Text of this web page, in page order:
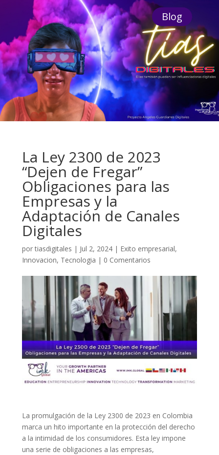
Blog
La Ley 2300 de 2023
“Dejen de Fregar”
Obligaciones para las
Empresas y la
Adaptación de Canales
Digitales
portiasdigitales | Jul 2, 2024| Exito empresarial,
Innovacion, Tecnologia | 0 Comentarios
La promulgación de la Ley 2300 de 2023 en Colombia
marca un hito importante en la protección del derecho
a la intimidad de los consumidores. Esta ley impone
una serie de obligaciones a las empresas,